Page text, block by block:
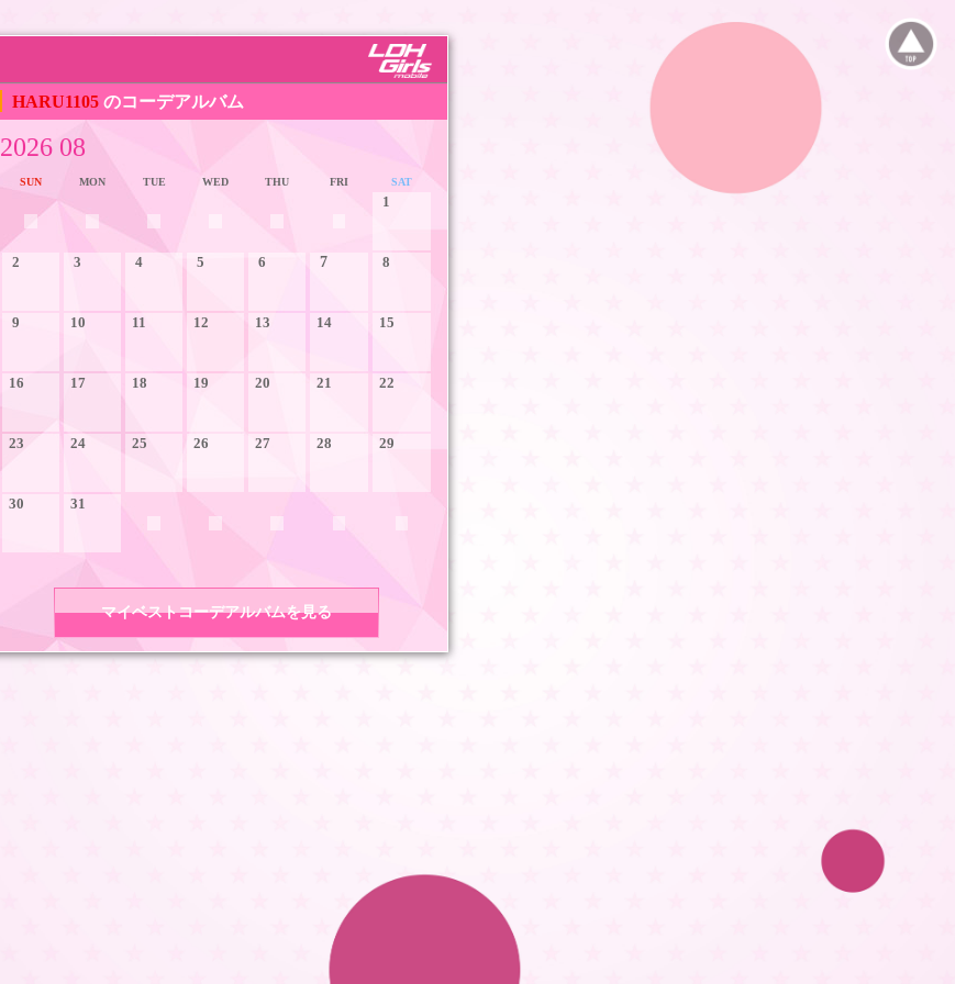
HARU1105 のコーデアルバム
2026 08
SUN MON TUE WED THU FRI SAT
1
2 3 4 5 6 7 8
9 10 11 12 13 14 15
16 17 18 19 20 21 22
23 24 25 26 27 28 29
30 31
マイベストコーデアルバムを見る
JASRAC許諾番号 9008675017Y55011 9008675014Y41011